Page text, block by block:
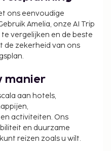
ons eenvoudige
Amelia, onze AI Trip
vergelijken en de beste
de zekerheid van ons
manier
aan hotels,
activiteiten. Ons
en duurzame
reizen zoals u wilt.